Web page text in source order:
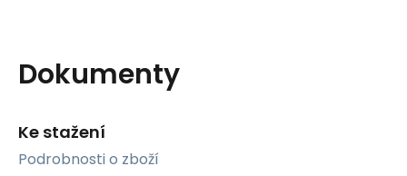
Dokumenty
Ke stažení
Podrobnosti o zboží